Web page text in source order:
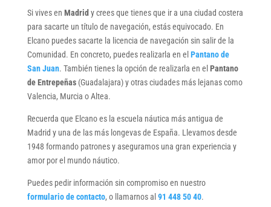
Si vives en Madrid y crees que tienes que ir a una ciudad costera
para sacarte un título de navegación, estás equivocado. En
Elcano puedes sacarte la licencia de navegación sin salir de la
Comunidad. En concreto, puedes realizarla en el Pantano de
San Juan. También tienes la opción de realizarla en el Pantano
de Entrepeñas(Guadalajara) y otras ciudades más lejanas como
Valencia, Murcia o Altea.
Recuerda que Elcano es la escuela náutica más antigua de
Madrid y una de las más longevas de España. Llevamos desde
1948 formando patrones y aseguramos una gran experiencia y
amor por el mundo náutico.
Puedes pedir información sin compromiso en nuestro
formulario de contacto, o llamarnos al 91 448 50 40.